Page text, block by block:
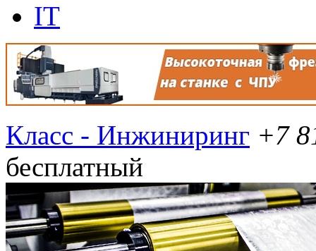
IT
Класс - Инжиниринг +7
бесплатный